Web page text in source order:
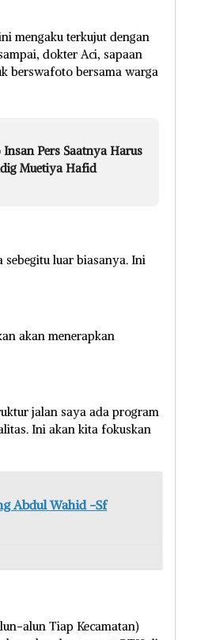
mengaku terkujut dengan
dokter Aci, sapaan
berswafoto bersama warga
Pers Saatnya Harus
Muetiya Hafid
sebegitu luar biasanya. Ini
akan menerapkan
jalan saya ada program
Ini akan kita fokuskan
Abdul Wahid -Sf
alun Tiap Kecamatan)